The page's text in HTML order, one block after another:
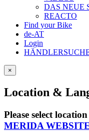
DAS NEUE
REACTO
Find your Bike
de-AT
Login
×
Location &
Please select
MERIDA